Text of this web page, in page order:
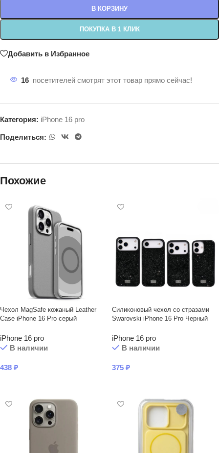
В КОРЗИНУ
ПОКУПКА В 1 КЛИК
Добавить в Избранное
16 посетителей смотрят этот товар прямо сейчас!
Категория: iPhone 16 pro
Поделиться:
Похожие
Чехол MagSafe кожаный Leather
Case iPhone 16 Pro серый
iPhone 16 pro
В наличии
438 ₽
Силиконовый чехол со стразами
Swarovski iPhone 16 Pro Черный
iPhone 16 pro
В наличии
375 ₽